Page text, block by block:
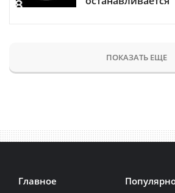
ПОКАЗАТЬ ЕЩЕ
Главное